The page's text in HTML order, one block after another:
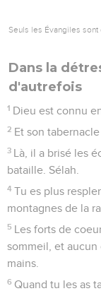
Seuls les Évangiles
Dans la
d'autrefois
1 Dieu est connu
2 Et son
3 Là, il a brisé les
bataille. Sélah.
4 Tu es plus
montagnes de la
5 Les forts de
sommeil, et aucun
mains.
6 Quand tu les as